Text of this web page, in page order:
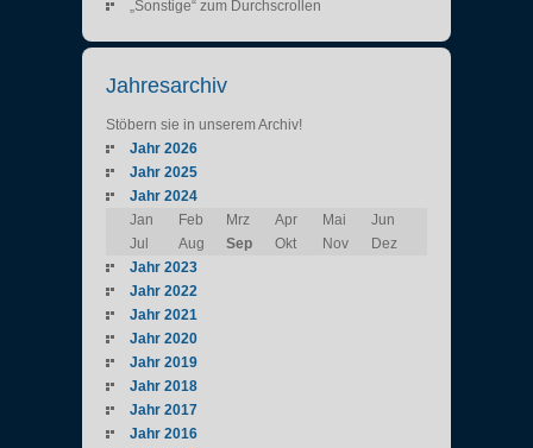
„Sonstige“ zum Durchscrollen
Jahresarchiv
Stöbern sie in unserem Archiv!
Jahr 2026
Jahr 2025
Jahr 2024
Jan
Feb Mrz Apr Mai
Jun
Jul
Aug Sep Okt Nov
Dez
Jahr 2023
Jahr 2022
Jahr 2021
Jahr 2020
Jahr 2019
Jahr 2018
Jahr 2017
Jahr 2016